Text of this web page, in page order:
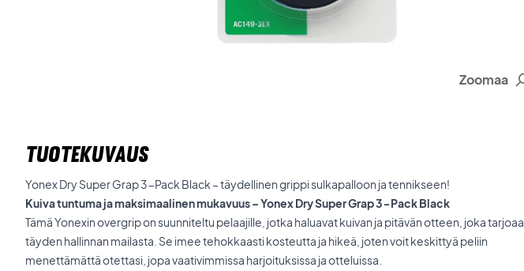
Zoomaa
TUOTEKUVAUS
Yonex Dry Super Grap 3-Pack Black – täydellinen grippi sulkapalloon ja tennikseen!
Kuiva tuntuma ja maksimaalinen mukavuus – Yonex Dry Super Grap 3-Pack Black
Tämä Yonexin overgrip on suunniteltu pelaajille, jotka haluavat kuivan ja pitävän otteen, joka tarjoaa
täyden hallinnan mailasta. Se imee tehokkaasti kosteutta ja hikeä, joten voit keskittyä peliin
menettämättä otettasi, jopa vaativimmissa harjoituksissa ja otteluissa.